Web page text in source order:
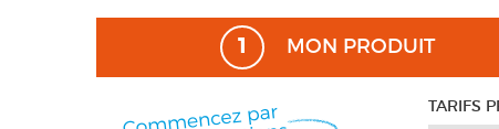
1 MON PRODUIT
TARIFS